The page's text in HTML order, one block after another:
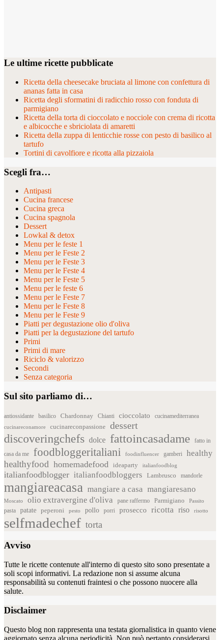
Le ultime ricette pubblicate
Ricetta della cheesecake bruciata al limone con confettura di
ananas fatta in casa
Ricetta degli sformatini di radicchio rosso con fonduta di
parmigiano
Ricetta della torta di cioccolato e nocciole con crema di ricotta
e albicocche e sbriciolata di amaretti
Ricetta della zuppa di lenticchie rosse con pesto di basilico al
tartufo
Tortini di cavolfiore e ricotta alla pizzaiola
Scegli fra…
Antipasti
Cucina francese
Cucina greca
Cucina spagnola
Dessert
Lowkal & detox
Menu per le feste 1
Menu per le Feste 2
Menu per le Feste 3
Menu per le Feste 4
Menu per le Feste 5
Menu per le feste 6
Menu per le Feste 7
Menu per le Feste 8
Menu per le Feste 9
Piatti per degustazione olio d'oliva
Piatti per la degustazione del tartufo
Primi
Primi di mare
Riciclo & valorizzo
Secondi
Senza categoria
Sul sito parliamo di…
antiossidante basilico Chardonnay Chianti cioccolato cucinamediterranea
cucinareconamore cucinareconpassione dessert
discoveringchefs dolce fattoincasadame
fatto in
casa da me
foodbloggeritaliani foodinfluencer gamberi healthy
healthyfood homemadefood ideaparty italianfoodblog
italianfoodblogger italianfoodbloggers Lambrusco mandorle
mangiareacasa mangiare a casa mangiaresano
Moscato olio extravergine d'oliva pane raffermo Parmigiano Passito
pasta patate peperoni pesto pollo porri prosecco ricotta riso risotto
selfmadechef torta
Avviso
Tutte le ricette contenute all'interno di questo sito sono presentate a
soli scopi informativi. La redazione non si assume alcuna
responsabilità su contenuti fraintesi o che possono nuocere alla
salute.
Disclaimer
Questo blog non rappresenta una testata giornalistica in quanto viene
aggiornato senza alcuna periodicità. Non può pertanto considerarsi